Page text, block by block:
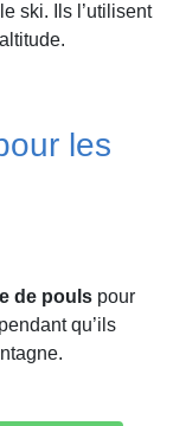
ski. Ils l’utilisent
les
de pouls pour
qu’ils